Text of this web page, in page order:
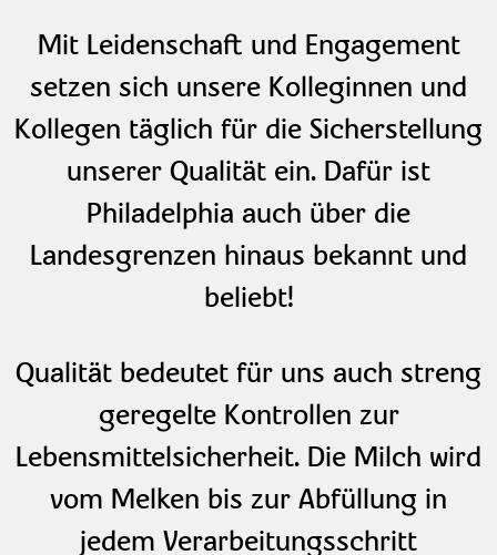
Mit Leidenschaft und Engagement
setzen sich unsere Kolleginnen und
Kollegen täglich für die Sicherstellung
unserer Qualität ein. Dafür ist
Philadelphia auch über die
Landesgrenzen hinaus bekannt und
beliebt!
Qualität bedeutet für uns auch streng
geregelte Kontrollen zur
Lebensmittelsicherheit. Die Milch wird
vom Melken bis zur Abfüllung in
jedem Verarbeitungsschritt